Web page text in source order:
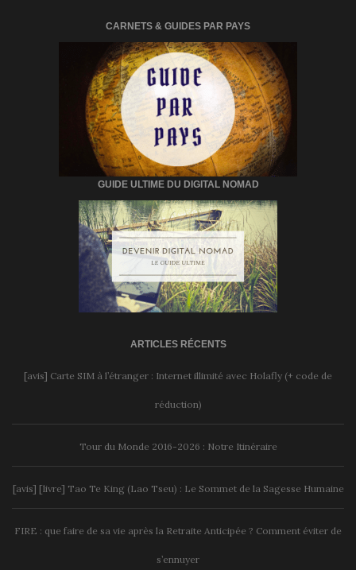
CARNETS & GUIDES PAR PAYS
GUIDE ULTIME DU DIGITAL NOMAD
ARTICLES RÉCENTS
[avis] Carte SIM à l’étranger : Internet illimité avec Holafly (+ code de
réduction)
Tour du Monde 2016-2026 : Notre Itinéraire
[avis] [livre] Tao Te King (Lao Tseu) : Le Sommet de la Sagesse Humaine
FIRE : que faire de sa vie après la Retraite Anticipée ? Comment éviter de
s’ennuyer